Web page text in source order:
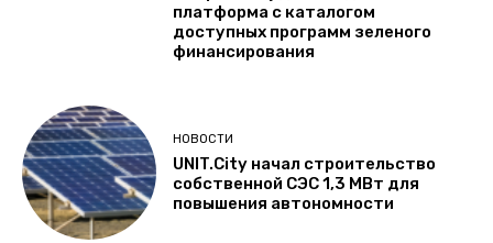
платформа с каталогом
доступных программ зеленого
финансирования
НОВОСТИ
UNIT.City начал строительство
собственной СЭС 1,3 МВт для
повышения автономности